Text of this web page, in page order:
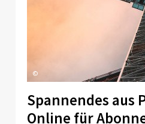
©
Spannendes aus
Online für